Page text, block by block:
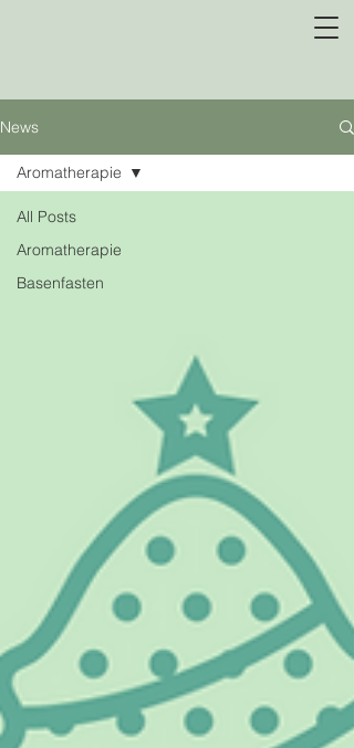
News
All Posts
Aromatherapie
Basenfasten
Aromatherapie